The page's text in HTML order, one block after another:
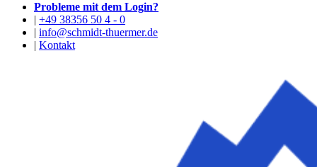
Probleme mit dem Login?
| +49 38356 50 4 - 0
| info@schmidt-thuermer.de
| Kontakt